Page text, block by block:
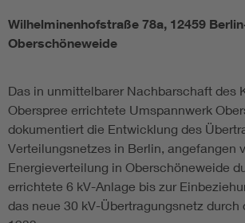
Wilhelminenhofstraße 78a, 12459
Oberschöneweide
Das in unmittelbarer Nachbarschaft des
Oberspree errichtete Umspannwerk
dokumentiert die Entwicklung des
Verteilungsnetzes in Berlin, angefangen
Energieverteilung in Oberschöneweide
errichtete 6 kV-Anlage bis zur
das neue 30 kV-Übertragungsnetz durch